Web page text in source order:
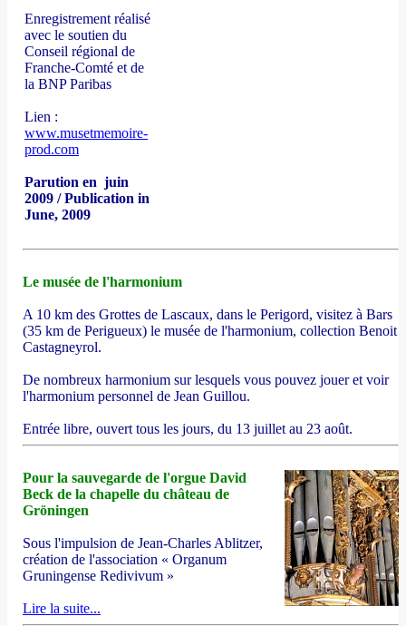
Enregistrement réalisé
avec le soutien du
Conseil régional de
Franche-Comté et de
la BNP Paribas
Lien :
www.musetmemoire-
prod.com
Parution en juin
2009 / Publication in
June, 2009
Le musée de l'harmonium
A 10 km des Grottes de Lascaux, dans le Perigord, visitez à Bars
(35 km de Perigueux) le musée de l'harmonium, collection Benoit
Castagneyrol.
De nombreux harmonium sur lesquels vous pouvez jouer et voir
l'harmonium personnel de Jean Guillou.
Entrée libre, ouvert tous les jours, du 13 juillet au 23 août.
Pour la sauvegarde de l'orgue David
Beck de la chapelle du château de
Gröningen
Sous l'impulsion de Jean-Charles Ablitzer,
création de l'association « Organum
Gruningense Redivivum »
Lire la suite...